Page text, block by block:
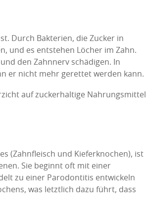
Durch Bakterien, die Zucker in
und es entstehen Löcher im Zahn.
den Zahnnerv schädigen. In
er nicht mehr gerettet werden kann.
auf zuckerhaltige Nahrungsmittel
(Zahnfleisch und Kieferknochen), ist
Sie beginnt oft mit einer
zu einer Parodontitis entwickeln
was letztlich dazu führt, dass